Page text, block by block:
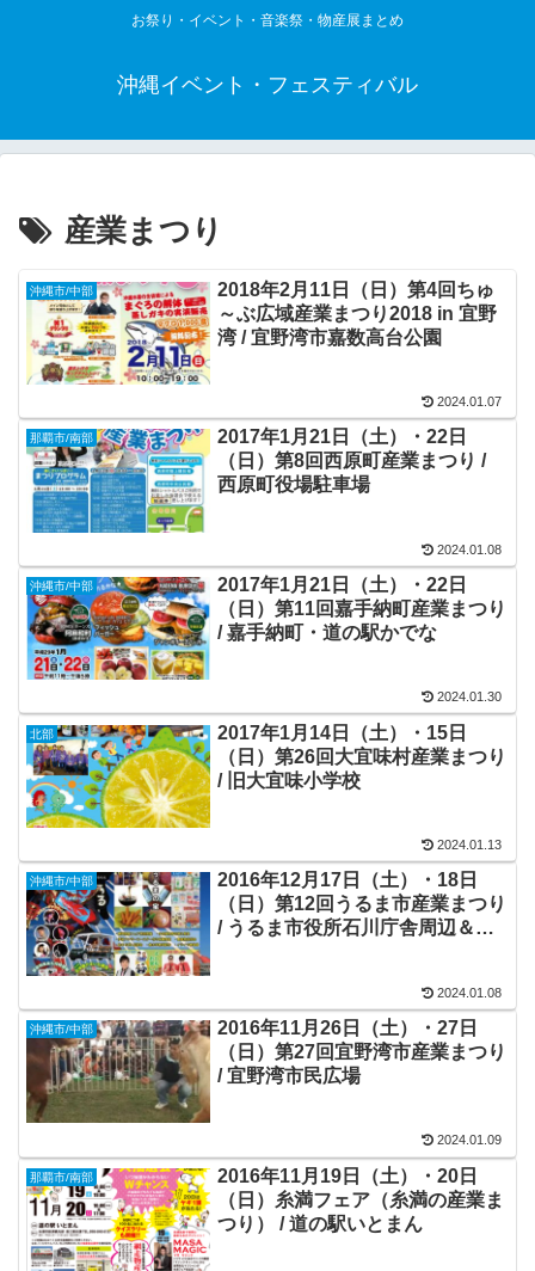
お祭り・イベント・音楽祭・物産展まとめ
沖縄イベント・フェスティバル
産業まつり
沖縄市/中部
2018年2月11日（日）第4回ちゅ
～ぶ広域産業まつり2018 in 宜野
湾 / 宜野湾市嘉数高台公園
2024.01.07
那覇市/南部
2017年1月21日（土）・22日
（日）第8回西原町産業まつり /
西原町役場駐車場
2024.01.08
沖縄市/中部
2017年1月21日（土）・22日
（日）第11回嘉手納町産業まつり
/ 嘉手納町・道の駅かでな
2024.01.30
北部
2017年1月14日（土）・15日
（日）第26回大宜味村産業まつり
/ 旧大宜味小学校
2024.01.13
沖縄市/中部
2016年12月17日（土）・18日
（日）第12回うるま市産業まつり
/ うるま市役所石川庁舎周辺＆石
2024.01.08
沖縄市/中部
2016年11月26日（土）・27日
（日）第27回宜野湾市産業まつり
/ 宜野湾市民広場
2024.01.09
那覇市/南部
2016年11月19日（土）・20日
（日）糸満フェア（糸満の産業ま
つり） / 道の駅いとまん